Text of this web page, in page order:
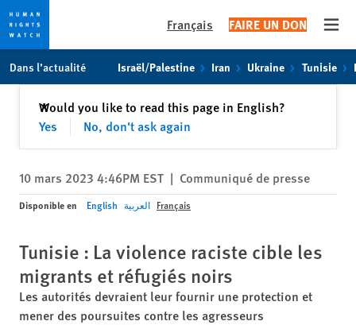
toto
content
Français FAIRE UN DON
Dans l’actualité Israël/Palestine Iran Ukraine Tunisie
Would you like to read this page in English?
Yes
No, don't ask again
✕Fermer
10 mars 2023 4:46PM EST | Communiqué de presse
Disponible en English العربية Français
Tunisie : La violence raciste cible les
migrants et réfugiés noirs
Les autorités devraient leur fournir une protection et
mener des poursuites contre les agresseurs